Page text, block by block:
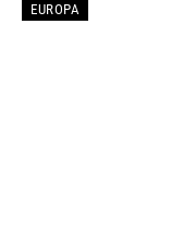
EUROPA